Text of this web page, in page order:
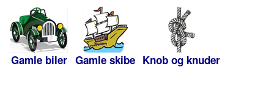
Gamle biler Gamle skibe Knob og knuder